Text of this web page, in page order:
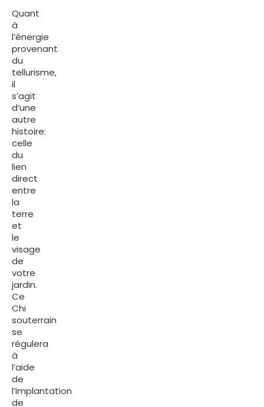
Quant
à
l’énergie
provenant
du
tellurisme,
il
s’agit
d’une
autre
histoire:
celle
du
lien
direct
entre
la
terre
et
le
visage
de
votre
jardin.
Ce
Chi
souterrain
se
régulera
à
l’aide
de
l’implantation
de